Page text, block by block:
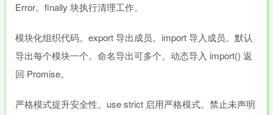
Error。finally 块执行清理工作。
模块化组织代码。export 导出成员。import 导入成员。默认
导出每个模块一个。命名导出可多个。动态导入 import() 返
回 Promise。
严格模式提升安全性。use strict 启用严格模式。禁止未声明